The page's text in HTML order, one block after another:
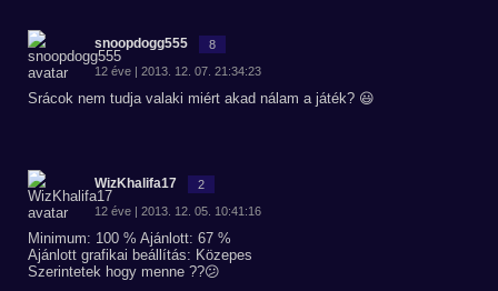
snoopdogg555 8
12 éve | 2013. 12. 07. 21:34:23
Srácok nem tudja valaki miért akad nálam a játék? 😃
WizKhalifa17 2
12 éve | 2013. 12. 05. 10:41:16
Minimum: 100 % Ajánlott: 67 %
Ajánlott grafikai beállítás: Közepes
Szerintetek hogy menne ??😕